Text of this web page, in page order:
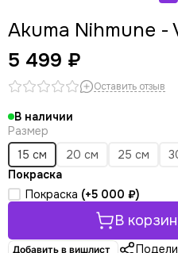
Akuma Nihmune -
5 499 ₽
Оставить отзыв
В наличии
Размер
15 см
20 см 25 см
Покраска
Покраска (+5 000 ₽)
В
Добавить в вишлист